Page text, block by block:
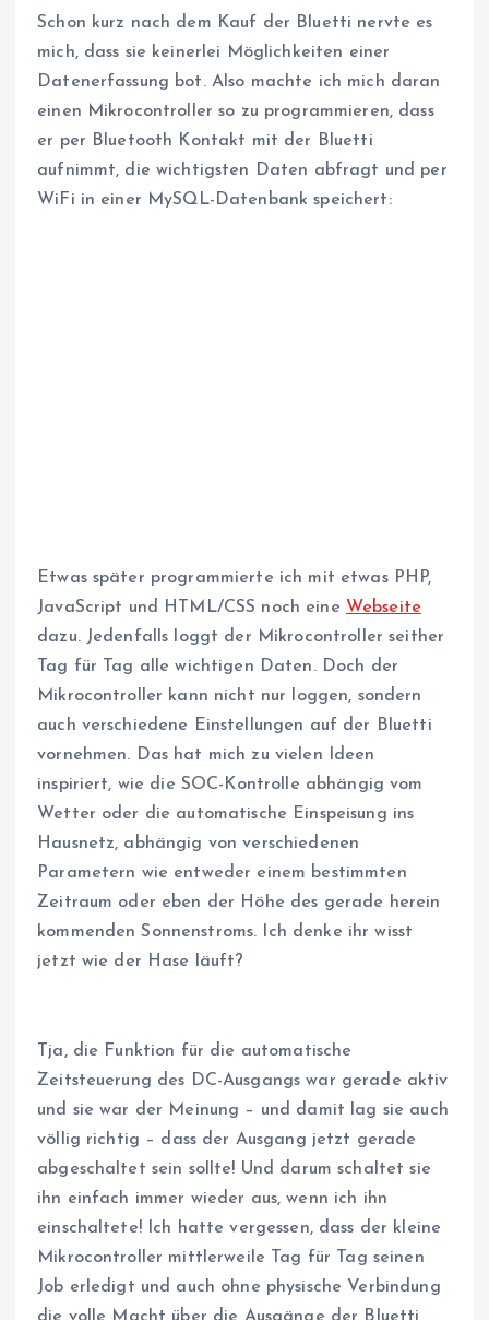
Schon kurz nach dem Kauf der Bluetti nervte es
mich, dass sie keinerlei Möglichkeiten einer
Datenerfassung bot. Also machte ich mich daran
einen Mikrocontroller so zu programmieren, dass
er per Bluetooth Kontakt mit der Bluetti
aufnimmt, die wichtigsten Daten abfragt und per
WiFi in einer MySQL-Datenbank speichert:
Etwas später programmierte ich mit etwas PHP,
JavaScript und HTML/CSS noch eine Webseite
dazu. Jedenfalls loggt der Mikrocontroller seither
Tag für Tag alle wichtigen Daten. Doch der
Mikrocontroller kann nicht nur loggen, sondern
auch verschiedene Einstellungen auf der Bluetti
vornehmen. Das hat mich zu vielen Ideen
inspiriert, wie die SOC-Kontrolle abhängig vom
Wetter oder die automatische Einspeisung ins
Hausnetz, abhängig von verschiedenen
Parametern wie entweder einem bestimmten
Zeitraum oder eben der Höhe des gerade herein
kommenden Sonnenstroms. Ich denke ihr wisst
jetzt wie der Hase läuft?
Tja, die Funktion für die automatische
Zeitsteuerung des DC-Ausgangs war gerade aktiv
und sie war der Meinung – und damit lag sie auch
völlig richtig – dass der Ausgang jetzt gerade
abgeschaltet sein sollte! Und darum schaltet sie
ihn einfach immer wieder aus, wenn ich ihn
einschaltete! Ich hatte vergessen, dass der kleine
Mikrocontroller mittlerweile Tag für Tag seinen
Job erledigt und auch ohne physische Verbindung